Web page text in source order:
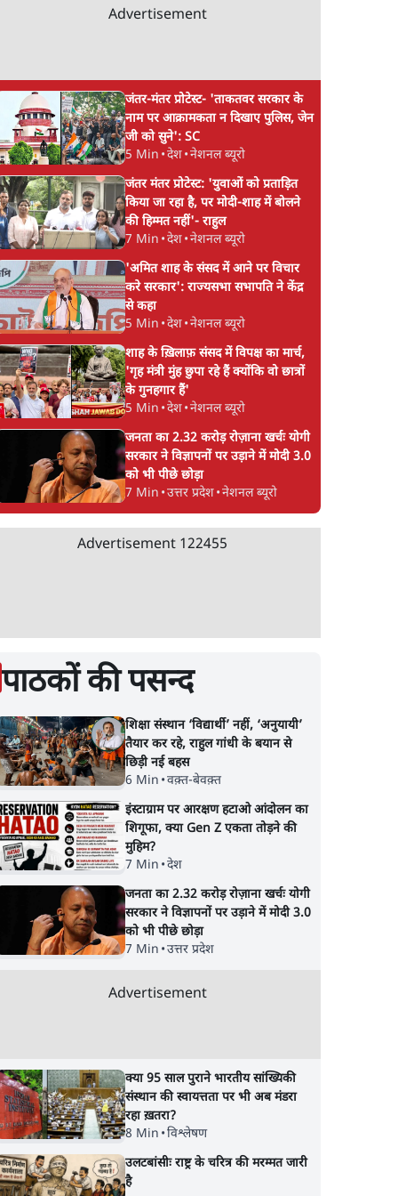
Advertisement
जंतर-मंतर प्रोटेस्ट- 'ताकतवर सरकार के
नाम पर आक्रामकता न दिखाए पुलिस, जेन
जी को सुने': SC
5 Min •देश•नेशनल ब्यूरो
जंतर मंतर प्रोटेस्ट: 'युवाओं को प्रताड़ित
किया जा रहा है, पर मोदी-शाह में बोलने
की हिम्मत नहीं'- राहुल
7 Min •देश•नेशनल ब्यूरो
'अमित शाह के संसद में आने पर विचार
करे सरकार': राज्यसभा सभापति ने केंद्र
से कहा
5 Min •देश•नेशनल ब्यूरो
शाह के ख़िलाफ़ संसद में विपक्ष का मार्च,
'गृह मंत्री मुंह छुपा रहे हैं क्योंकि वो छात्रों
के गुनहगार हैं'
5 Min •देश•नेशनल ब्यूरो
जनता का 2.32 करोड़ रोज़ाना खर्चः योगी
सरकार ने विज्ञापनों पर उड़ाने में मोदी 3.0
को भी पीछे छोड़ा
7 Min •उत्तर प्रदेश•नेशनल ब्यूरो
Advertisement 122455
पाठकों की पसन्द
शिक्षा संस्थान ‘विद्यार्थी’ नहीं, ‘अनुयायी’
तैयार कर रहे, राहुल गांधी के बयान से
छिड़ी नई बहस
6 Min •वक़्त-बेवक़्त
इंस्टाग्राम पर आरक्षण हटाओ आंदोलन का
शिगूफा, क्या Gen Z एकता तोड़ने की
मुहिम?
7 Min •देश
जनता का 2.32 करोड़ रोज़ाना खर्चः योगी
सरकार ने विज्ञापनों पर उड़ाने में मोदी 3.0
को भी पीछे छोड़ा
7 Min •उत्तर प्रदेश
Advertisement
क्या 95 साल पुराने भारतीय सांख्यिकी
संस्थान की स्वायत्तता पर भी अब मंडरा
रहा ख़तरा?
8 Min •विश्लेषण
उलटबांसीः राष्ट्र के चरित्र की मरम्मत जारी
है